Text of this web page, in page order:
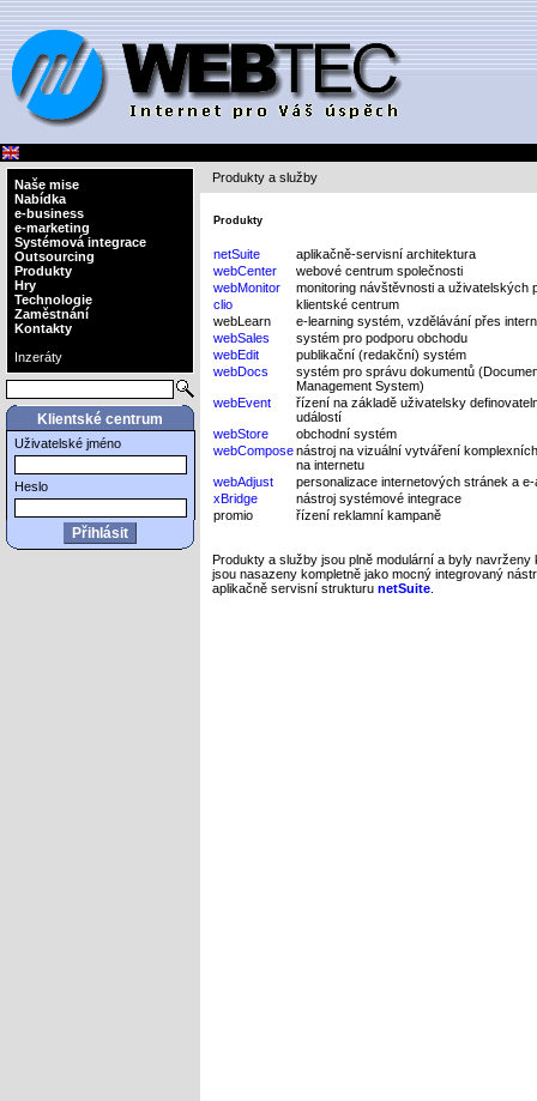
Naše mise
Nabídka
e-business
e-marketing
Systémová integrace
Outsourcing
Produkty
Hry
Technologie
Zaměstnání
Kontakty
Inzeráty
Klientské centrum
Uživatelské jméno
Heslo
Produkty a služby
Produkty
netSuite
aplikačně-servisní architektura
webCenter
webové centrum společnosti
webMonitor
monitoring návštěvnosti a uživatelských
clio
klientské centrum
webLearn
e-learning systém, vzdělávání přes
webSales
systém pro podporu obchodu
webEdit
publikační (redakční) systém
webDocs
systém pro správu dokumentů
Management System)
webEvent
řízení na základě uživatelsky
událostí
webStore
obchodní systém
webComposenástroj na vizuální vytváření
na internetu
webAdjust
personalizace internetových stránek a
xBridge
nástroj systémové integrace
promio
řízení reklamní kampaně
Produkty a služby jsou plně modulární a byly
jsou nasazeny kompletně jako mocný integrovaný
aplikačně servisní strukturu netSuite